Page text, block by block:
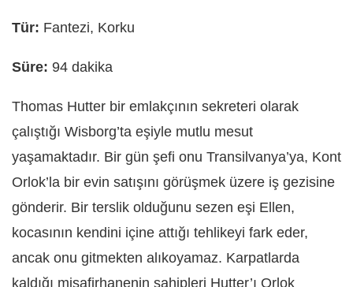
Tür: Fantezi, Korku
Süre: 94 dakika
Thomas Hutter bir emlakçının sekreteri olarak
çalıştığı Wisborg’ta eşiyle mutlu mesut
yaşamaktadır. Bir gün şefi onu Transilvanya’ya, Kont
Orlok’la bir evin satışını görüşmek üzere iş gezisine
gönderir. Bir terslik olduğunu sezen eşi Ellen,
kocasının kendini içine attığı tehlikeyi fark eder,
ancak onu gitmekten alıkoyamaz. Karpatlarda
kaldığı misafirhanenin sahipleri Hutter’ı Orlok